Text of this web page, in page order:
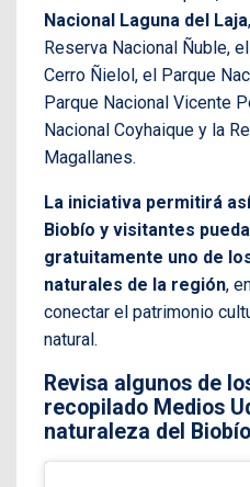
Nacional Laguna del Laja
Reserva Nacional Ñuble,
Cerro Ñielol, el Parque
Parque Nacional Vicente
Nacional Coyhaique y la
Magallanes.
La iniciativa permitirá
Biobío y visitantes
gratuitamente uno de
naturales de la región,
conectar el patrimonio
natural.
Revisa algunos de
recopilado Medios
naturaleza del